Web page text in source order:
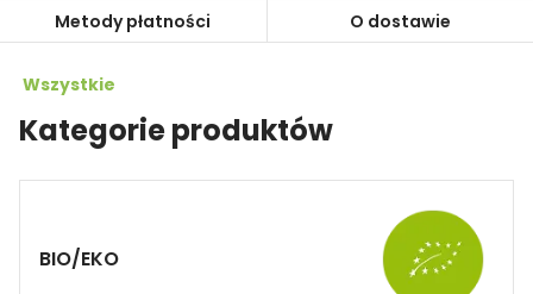
Metody płatności O dostawie
Wszystkie
Kategorie produktów
BIO/EKO